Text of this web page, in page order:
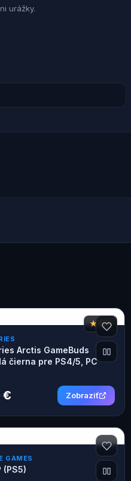
urážky.
★ 8,3
Arctis GameBuds
čierna pre PS4/5, PC
€ Zobraziť
GAMES
(PS5)